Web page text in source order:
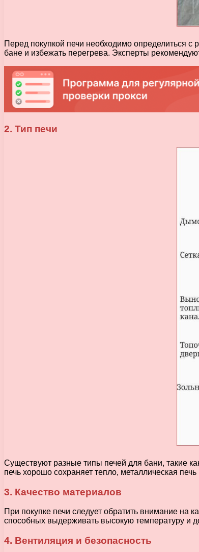
Перед покупкой печи необходимо определиться
бане и избежать перегрева. Эксперты
2. Тип печи
Существуют разные типы печей для бани, такие
печь хорошо сохраняет тепло, металлическая
3. Качество материалов
При покупке печи следует обратить внимание на
способных выдерживать высокую температуру и
4. Вентиляция и безопасность